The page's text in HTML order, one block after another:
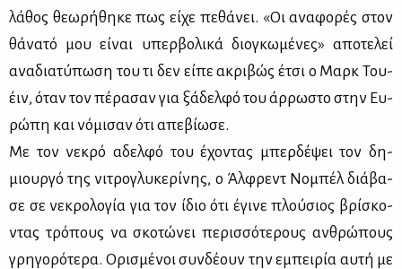
λά­θος θε­ω­ρή­θη­κε πως εί­χε πε­θά­νει. «Οι ανα­φο­ρές στον
θά­να­τό μου εί­ναι υπερ­βο­λι­κά διο­γκω­μέ­νες» απο­τε­λεί
ανα­δια­τύ­πω­ση του τι δεν εί­πε ακρι­βώς έτσι ο Μαρκ Του­
έιν, όταν τον πέ­ρα­σαν για ξά­δελ­φό του άρ­ρω­στο στην Ευ­
ρώ­πη και νό­μι­σαν ότι απε­βί­ω­σε.
Με τον νε­κρό αδελ­φό του έχο­ντας μπερ­δέ­ψει τον δη­
μιουρ­γό της νι­τρο­γλυ­κε­ρί­νης, ο Άλ­φρεντ Νο­μπέλ διά­βα­
σε σε νε­κρο­λο­γία για τον ίδιο ότι έγι­νε πλού­σιος βρί­σκο­
ντας τρό­πους να σκο­τώ­νει πε­ρισ­σό­τε­ρους αν­θρώ­πους
γρη­γο­ρό­τε­ρα. Ορι­σμέ­νοι συν­δέ­ουν την εμπει­ρία αυ­τή με